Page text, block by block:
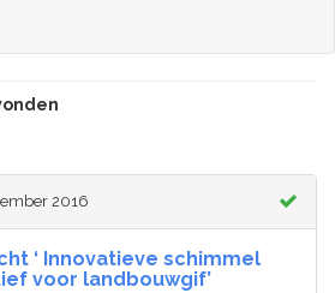
2016
‘ Innovatieve schimmel
voor landbouwgif’